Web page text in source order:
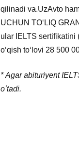
qilinadi va.UzAvto
UCHUN TO‘LIQ
ular IELTS sertifikatini
oʻqish toʻlovi 28 500
* Agar abituriyent
oʻtadi.